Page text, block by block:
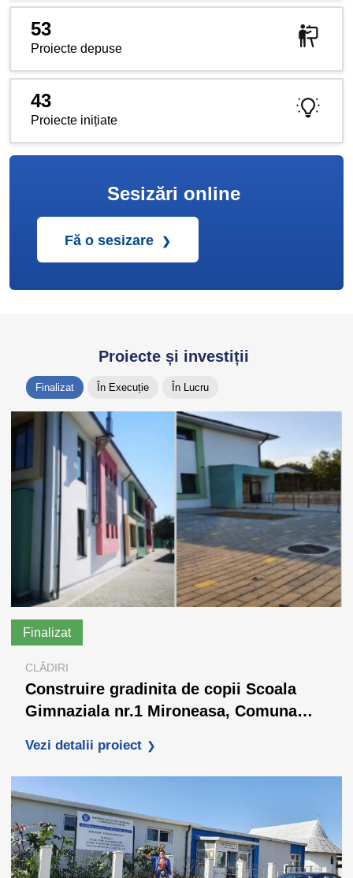
53
Proiecte depuse
43
Proiecte inițiate
Sesizări online
Fă o sesizare
Proiecte și investiții
Finalizat În Execuție În Lucru
Finalizat
CLĂDIRI
Construire gradinita de copii Scoala
Gimnaziala nr.1 Mironeasa, Comuna
Vezi detalii proiect